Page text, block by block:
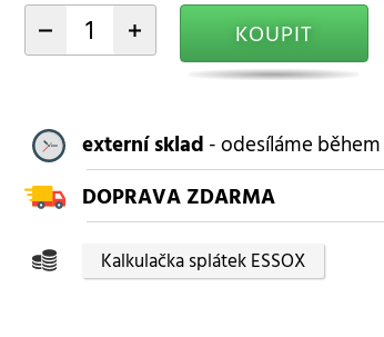
- + KOUPIT
externí sklad - odesíláme
DOPRAVA ZDARMA
Kalkulačka splátek ESSOX